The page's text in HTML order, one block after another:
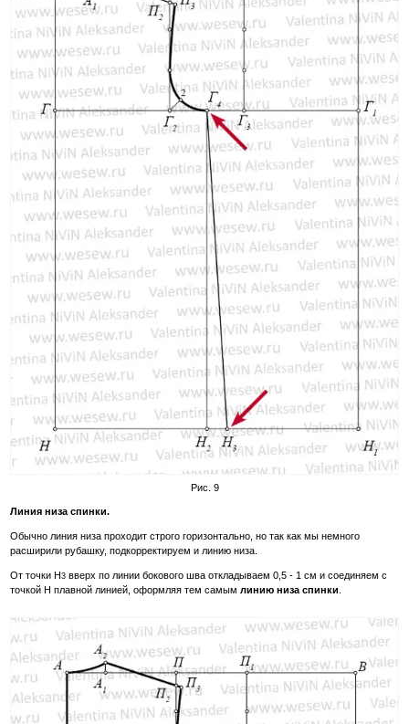
Рис. 9
Линия низа спинки.
Обычно линия низа проходит строго горизонтально, но так как мы немного
расширили рубашку, подкорректируем и линию низа.
От точки Н3 вверх по линии бокового шва откладываем 0,5 - 1 см и соединяем с
точкой Н плавной линией, оформляя тем самымлинию низа спинки